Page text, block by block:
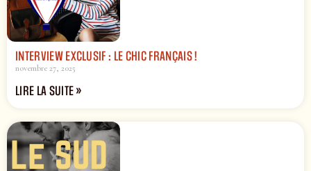
INTERVIEW EXCLUSIF : LE CHIC FRANÇAIS !
novembre 27, 2025
LIRE LA SUITE »